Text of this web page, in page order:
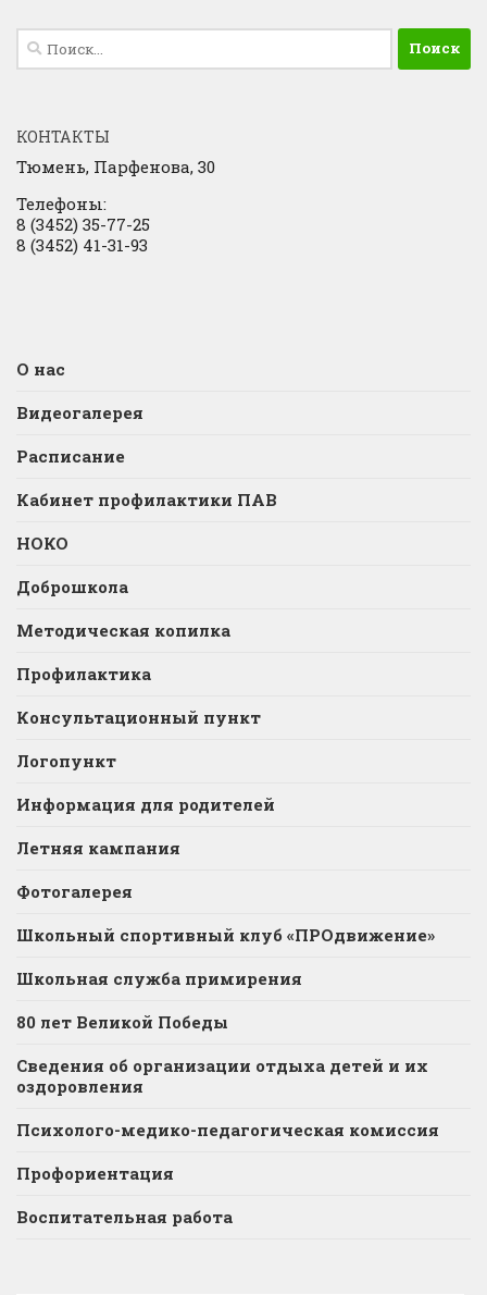
Найти:
КОНТАКТЫ
Тюмень, Парфенова, 30
Телефоны:
8 (3452) 35-77-25
8 (3452) 41-31-93
О нас
Видеогалерея
Расписание
Кабинет профилактики ПАВ
НОКО
Доброшкола
Методическая копилка
Профилактика
Консультационный пункт
Логопункт
Информация для родителей
Летняя кампания
Фотогалерея
Школьный спортивный клуб «ПРОдвижение»
Школьная служба примирения
80 лет Великой Победы
Сведения об организации отдыха детей и их
оздоровления
Психолого-медико-педагогическая комиссия
Профориентация
Воспитательная работа